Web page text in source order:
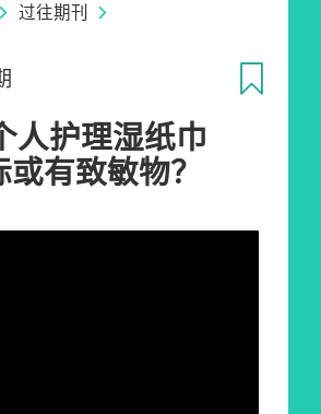
过往期刊
人护理湿纸巾
有致敏物？